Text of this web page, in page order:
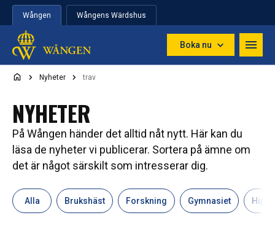
Hoppa till innehåll
Wången Wångens Wärdshus
Boka nu
Nyheter trav
NYHETER
På Wången händer det alltid nåt nytt. Här kan du
läsa de nyheter vi publicerar. Sortera på ämne om
det är något särskilt som intresserar dig.
Alla Brukshäst Forskning Gymnasiet